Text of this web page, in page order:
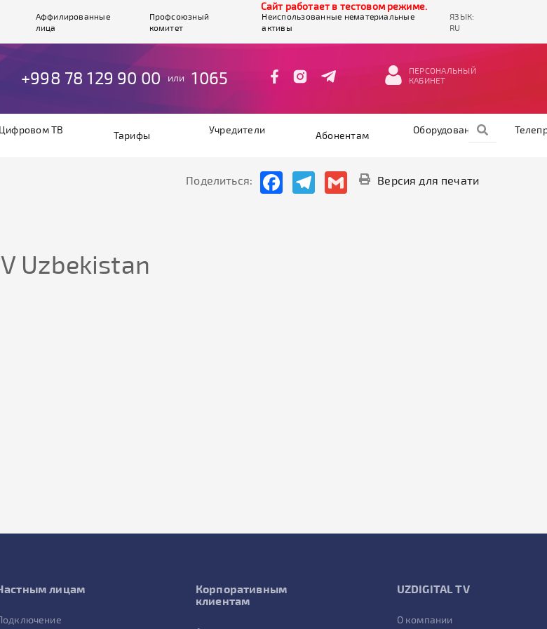
Cайт работает в тестовом режиме.
Аффилированные
лица
Профсоюзный
комитет
Неиспользованные нематериальные
активы
ЯЗЫК:
RU
+998 78 129 90 00 или 1065
ПЕРСОНАЛЬНЫЙ
КАБИНЕТ
ТВ Тарифы Учредители Абонентам Оборудование
Поделиться: FacebookTelegramGmail Версия для печати
Uzbekistan
лицам
Корпоративным
клиентам
UZDIGITAL TV
О компании